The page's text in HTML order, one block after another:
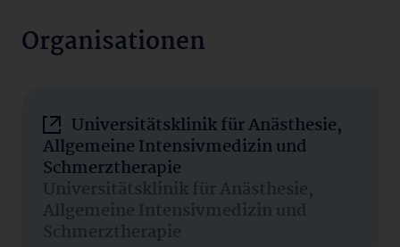
Organisationen
Universitätsklinik für Anästhesie,
Allgemeine Intensivmedizin und
Schmerztherapie
Universitätsklinik für Anästhesie,
Allgemeine Intensivmedizin und
Schmerztherapie